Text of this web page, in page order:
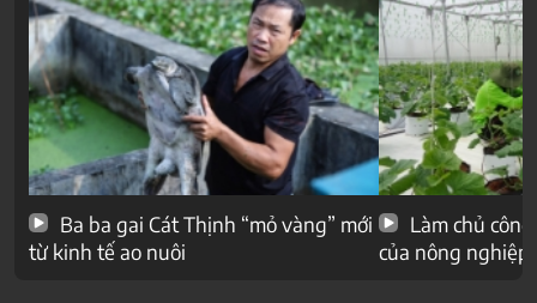
Ba ba gai Cát Thịnh “mỏ vàng” mới
từ kinh tế ao nuôi
Làm chủ
của nông nghiệp